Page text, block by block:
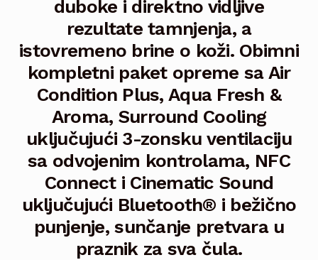
Essence
menu
Dayon by Ergoline
Expand
child
menu
UV lampe – oprema
Collagen lapme
Kozmetika
Expand
menu
Depilacija
Expand
menu
O nama
duboke i direktno vidljive
rezultate tamnjenja, a
istovremeno brine o koži. Obimni
kompletni paket opreme sa Air
Condition Plus, Aqua Fresh &
Aroma, Surround Cooling
uključujući 3-zonsku ventilaciju
sa odvojenim kontrolama, NFC
Connect i Cinematic Sound
uključujući Bluetooth® i bežično
punjenje, sunčanje pretvara u
praznik za sva čula.